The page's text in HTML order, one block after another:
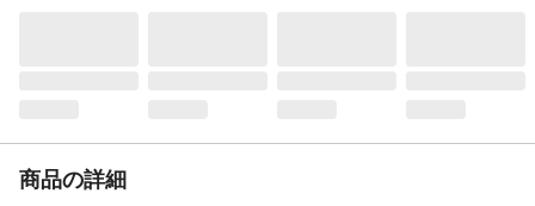
商品の詳細